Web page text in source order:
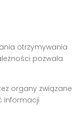
otrzymywania
pozwala
organy związane
informacji